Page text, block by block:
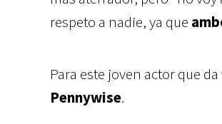
respeto a nadie, ya que
Para este joven actor que
Pennywise.